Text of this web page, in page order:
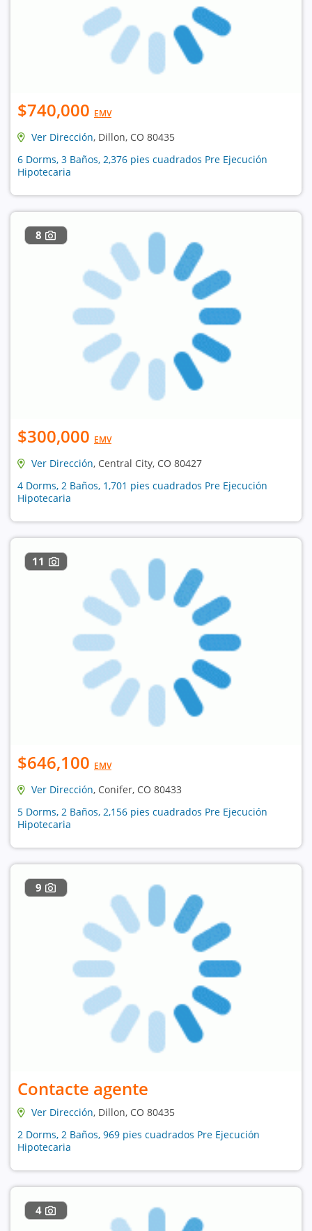
$740,000 EMV
Ver Dirección, Dillon, CO 80435
6 Dorms, 3 Baños, 2,376 pies cuadrados Pre Ejecución
Hipotecaria
8
$300,000 EMV
Ver Dirección, Central City, CO 80427
4 Dorms, 2 Baños, 1,701 pies cuadrados Pre Ejecución
Hipotecaria
11
$646,100 EMV
Ver Dirección, Conifer, CO 80433
5 Dorms, 2 Baños, 2,156 pies cuadrados Pre Ejecución
Hipotecaria
9
Contacte agente
Ver Dirección, Dillon, CO 80435
2 Dorms, 2 Baños, 969 pies cuadrados Pre Ejecución
Hipotecaria
4